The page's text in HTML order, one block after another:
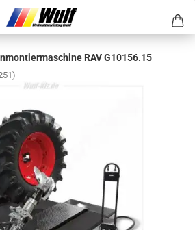
RAV G10156.15
)